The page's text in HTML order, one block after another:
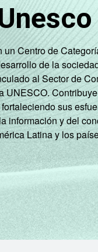
Centro de
de la
al Sector de
UNESCO.
sus
información y del
Latina y los